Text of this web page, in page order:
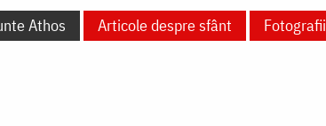
Athos Articole despre sfânt Fotografii